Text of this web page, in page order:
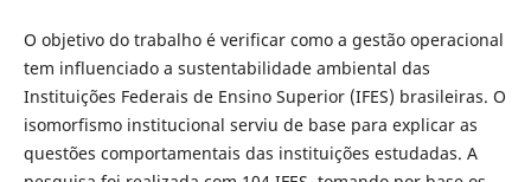
O objetivo do trabalho é verificar como a gestão operacional
tem influenciado a sustentabilidade ambiental das
Instituições Federais de Ensino Superior (IFES) brasileiras. O
isomorfismo institucional serviu de base para explicar as
questões comportamentais das instituições estudadas. A